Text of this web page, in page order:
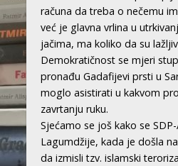
računa da treba o nečemu
već je glavna vrlina u
jačima, ma koliko da su
Demokratičnost se mjeri
pronađu Gadafijevi prsti u
moglo asistirati u kakvom
zavrtanju ruku.
Sjećamo se još kako se
Lagumdžije, kada je došla
da izmisli tzv. islamski